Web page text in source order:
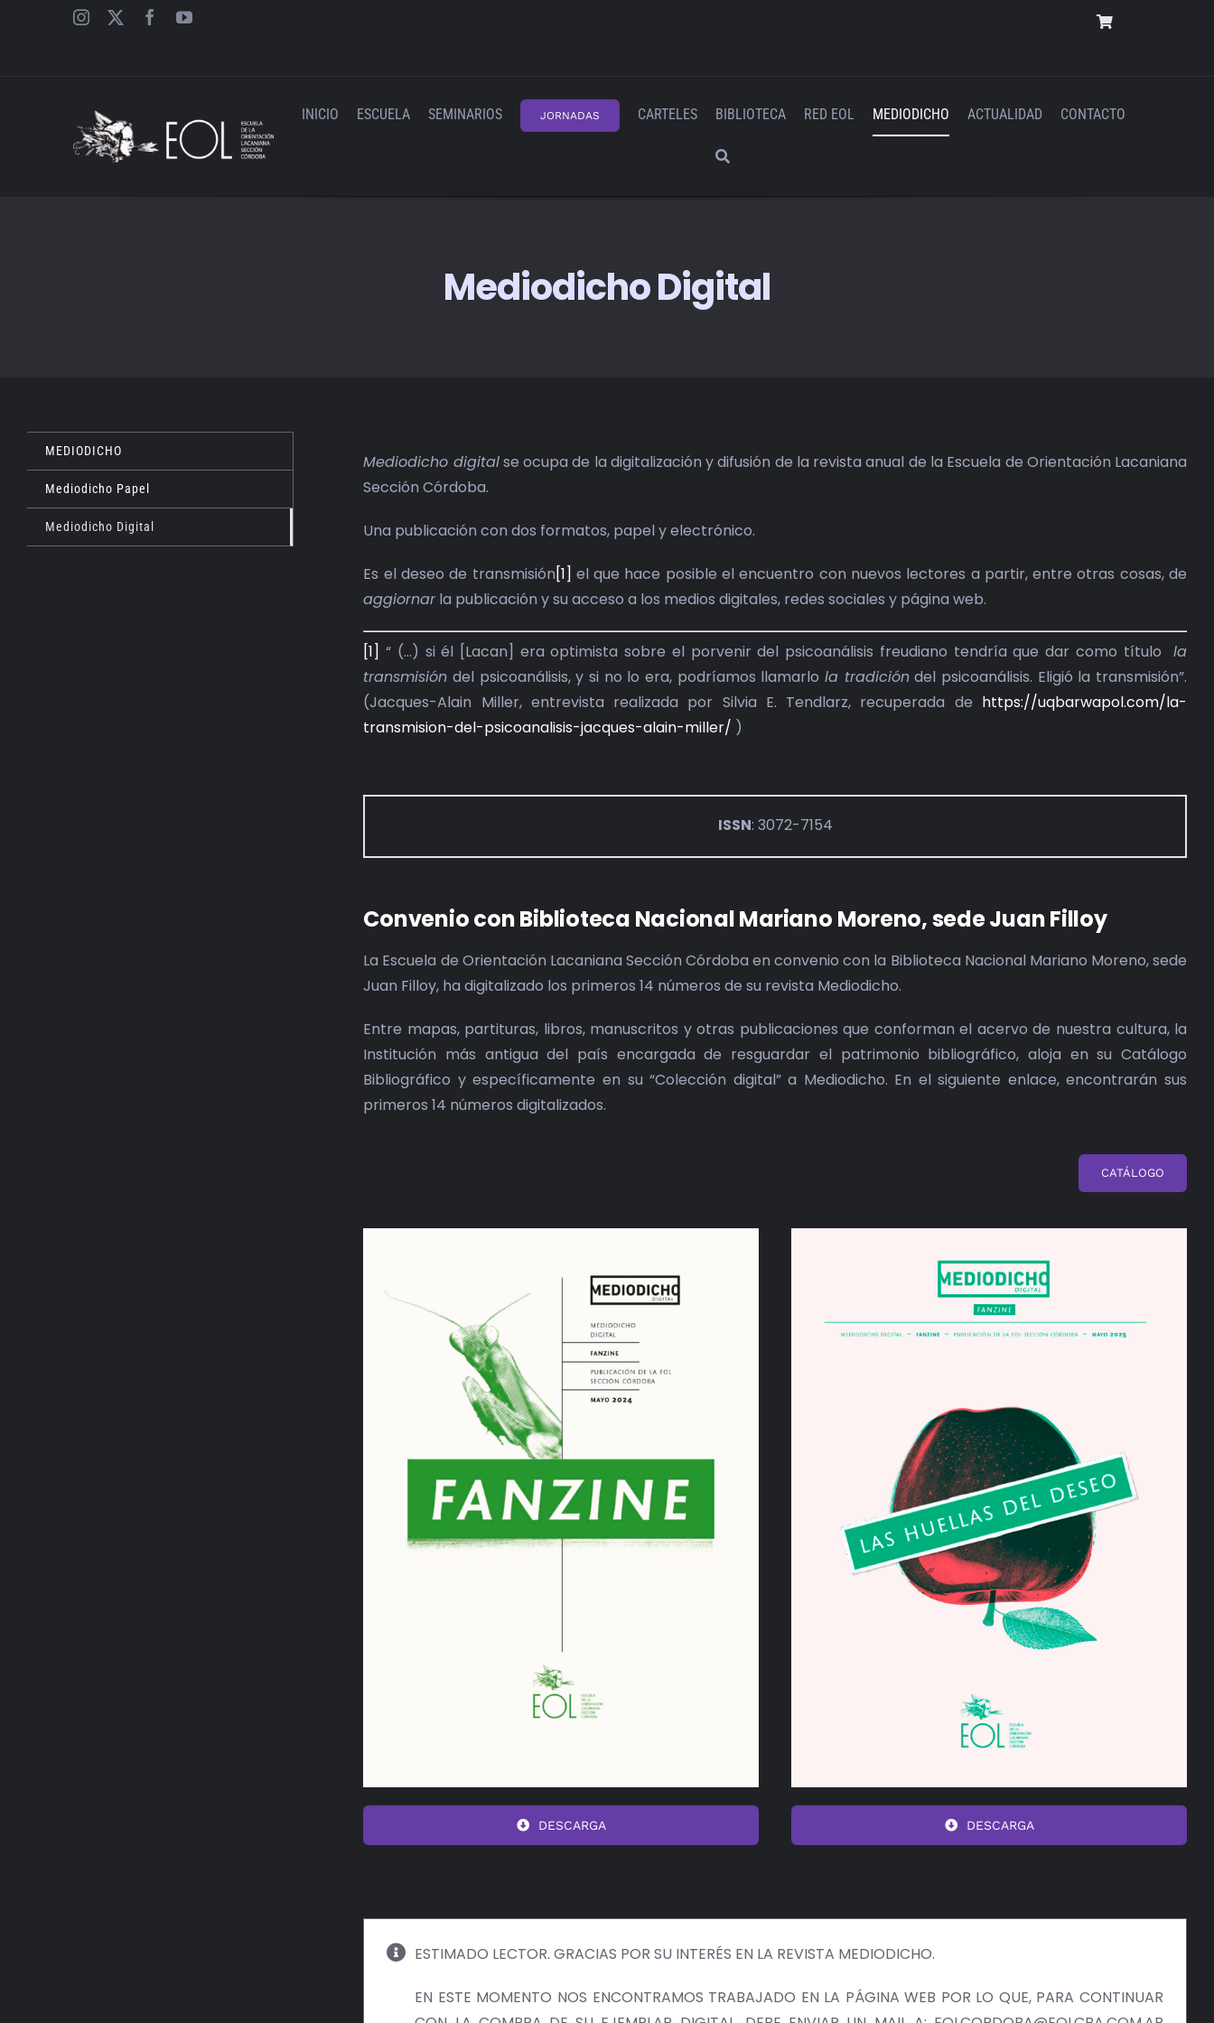
INICIO ESCUELA SEMINARIOS JORNADAS CARTELES BIBLIOTECA RED EOL MEDIODICHO ACTUALIDAD CONTACTO
Mediodicho Digital
Mediodicho digitalse ocupa de la digitalización y difusión de la revista anual de la Escuela de Orientación Lacaniana
Sección Córdoba.
Una publicación con dos formatos, papel y electrónico.
Es el deseo de transmisión[1] el que hace posible el encuentro con nuevos lectores a partir, entre otras cosas, de
aggiornarla publicación y su acceso a los medios digitales, redes sociales y página web.
[1] “ (…) si él [Lacan] era optimista sobre el porvenir del psicoanálisis freudiano tendría que dar como títulola
transmisión del psicoanálisis, y si no lo era, podríamos llamarlola tradicióndel psicoanálisis. Eligió la transmisión”.
(Jacques-Alain Miller, entrevista realizada por Silvia E. Tendlarz, recuperada de https://uqbarwapol.com/la-
transmision-del-psicoanalisis-jacques-alain-miller/ )
ISSN: 3072-7154
Convenio con Biblioteca Nacional Mariano Moreno, sede Juan Filloy
La Escuela de Orientación Lacaniana Sección Córdoba en convenio con la Biblioteca Nacional Mariano Moreno, sede
Juan Filloy, ha digitalizado los primeros 14 números de su revista Mediodicho.
Entre mapas, partituras, libros, manuscritos y otras publicaciones que conforman el acervo de nuestra cultura, la
Institución más antigua del país encargada de resguardar el patrimonio bibliográfico, aloja en su Catálogo
Bibliográfico y específicamente en su “Colección digital” a Mediodicho. En el siguiente enlace, encontrarán sus
primeros 14 números digitalizados.
CATÁLOGO
DESCARGA DESCARGA
ESTIMADO LECTOR. GRACIAS POR SU INTERÉS EN LA REVISTA MEDIODICHO.
EN ESTE MOMENTO NOS ENCONTRAMOS TRABAJADO EN LA PÁGINA WEB POR LO QUE, PARA CONTINUAR
MEDIODICHO
Mediodicho Papel
Mediodicho Digital